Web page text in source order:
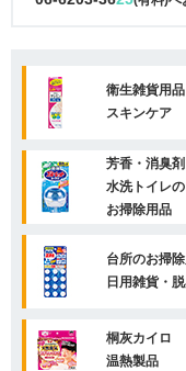
衛生雑貨用品
スキンケア
芳香・消臭剤
水洗トイレの
お掃除用品
台所のお掃
日用雑貨・
桐灰カイロ
温熱製品